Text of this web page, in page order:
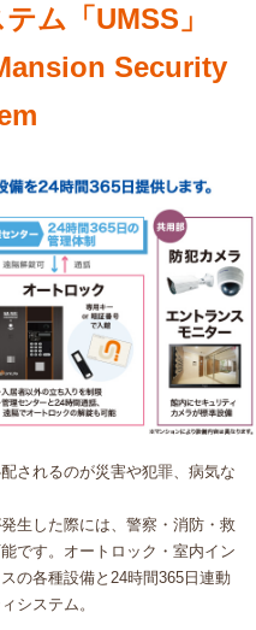
ム「UMSS」
Security
されるのが災害や犯罪、病気な
生した際には、警察・消防・救
です。オートロック・室内イン
の各種設備と24時間365日連動
システム。